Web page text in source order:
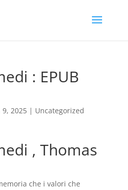
: EPUB
9, 2025| Uncategorized
, Thomas
che i valori che